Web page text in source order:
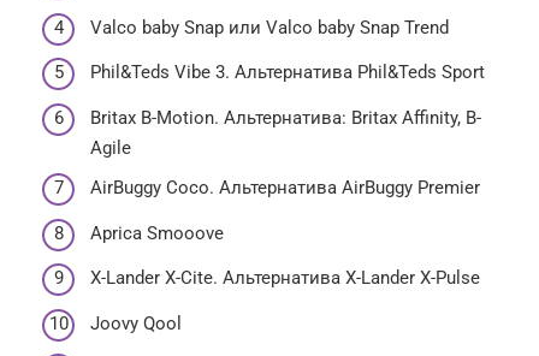
Valco baby Snap или Valco baby Snap Trend
Phil&Teds Vibe 3. Альтернатива Phil&Teds Sport
Britax B-Motion. Альтернатива: Britax Affinity, B-
Agile
AirBuggy Coco. Альтернатива AirBuggy Premier
Aprica Smooove
X-Lander X-Cite. Альтернатива X-Lander X-Pulse
Joovy Qool